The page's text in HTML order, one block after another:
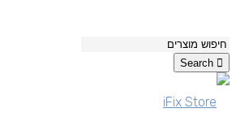
Search